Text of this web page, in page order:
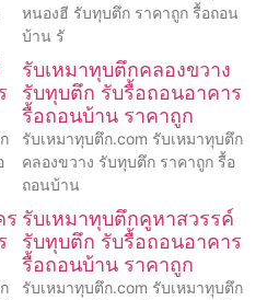
หนองฮี รับทุบตึก ราคาถูก รื้อถอน
บ้าน รั
รับเหมาทุบตึกคลองขวาง
รับทุบตึก รับรื้อถอนอาคาร
รื้อถอนบ้าน ราคาถูก
รับเหมาทุบตึก.com รับเหมาทุบตึก
คลองขวาง รับทุบตึก ราคาถูก รื้อ
ถอนบ้าน
ร รับเหมาทุบตึกคูหาสวรรค์
รับทุบตึก รับรื้อถอนอาคาร
รื้อถอนบ้าน ราคาถูก
รับเหมาทุบตึก.com รับเหมาทุบตึก